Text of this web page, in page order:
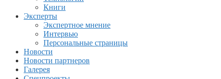
Книги
Эксперты
Экспертное мнение
Интервью
Персональные страницы
Новости
Новости партнеров
Галерея